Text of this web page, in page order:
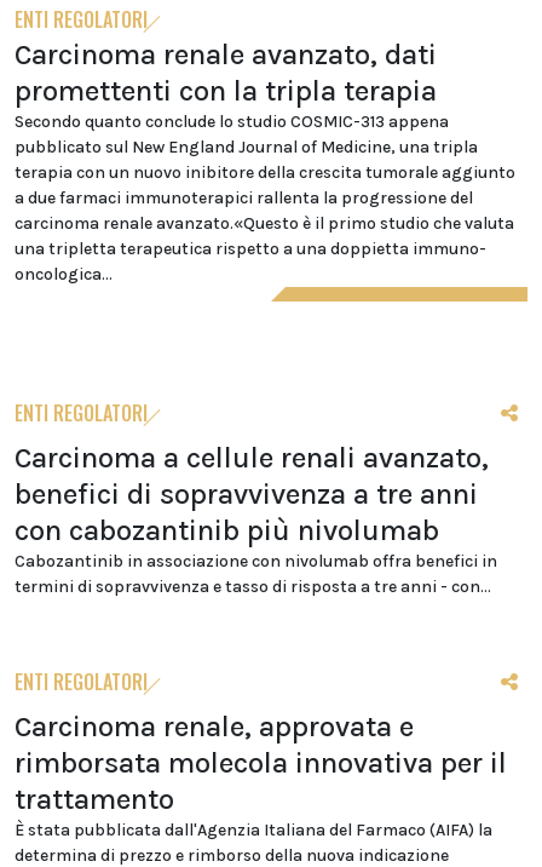
ENTI REGOLATORI
Carcinoma renale avanzato, dati
promettenti con la tripla terapia
Secondo quanto conclude lo studio COSMIC-313 appena
pubblicato sul New England Journal of Medicine, una tripla
terapia con un nuovo inibitore della crescita tumorale aggiunto
a due farmaci immunoterapici rallenta la progressione del
carcinoma renale avanzato.«Questo è il primo studio che valuta
una tripletta terapeutica rispetto a una doppietta immuno-
oncologica...
ENTI REGOLATORI
Carcinoma a cellule renali avanzato,
benefici di sopravvivenza a tre anni
con cabozantinib più nivolumab
Cabozantinib in associazione con nivolumab offra benefici in
termini di sopravvivenza e tasso di risposta a tre anni - con...
ENTI REGOLATORI
Carcinoma renale, approvata e
rimborsata molecola innovativa per il
trattamento
È stata pubblicata dall'Agenzia Italiana del Farmaco (AIFA) la
determina di prezzo e rimborso della nuova indicazione